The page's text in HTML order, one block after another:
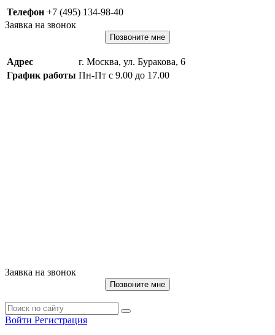
Телефон +7 (495) 134-98-40
Заявка на звонок
Позвоните мне
Адрес
г. Москва, ул. Буракова, 6
График работы Пн-Пт с 9.00 до 17.00
Заявка на звонок
Позвоните мне
Войти Регистрация